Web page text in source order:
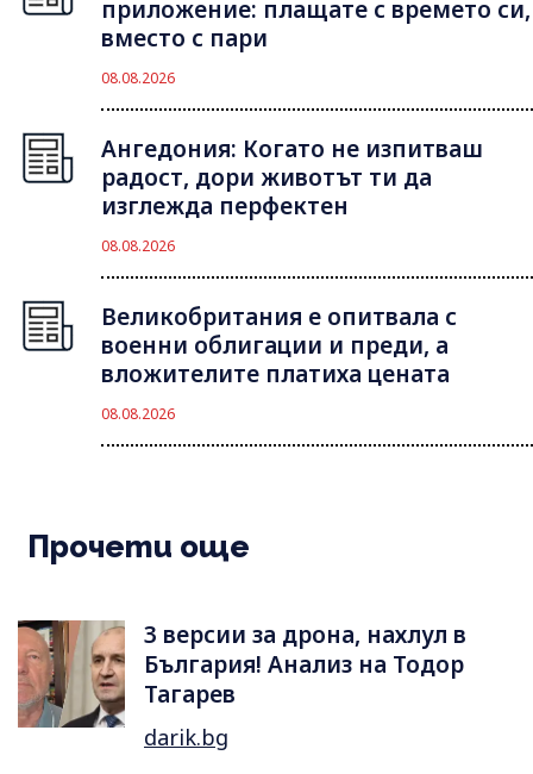
приложение: плащате с времето си,
вместо с пари
08.08.2026
Ангедония: Когато не изпитваш
радост, дори животът ти да
изглежда перфектен
08.08.2026
Великобритания е опитвала с
военни облигации и преди, а
вложителите платиха цената
08.08.2026
Прочети още
3 версии за дрона, нахлул в
България! Анализ на Тодор
Тагарев
darik.bg